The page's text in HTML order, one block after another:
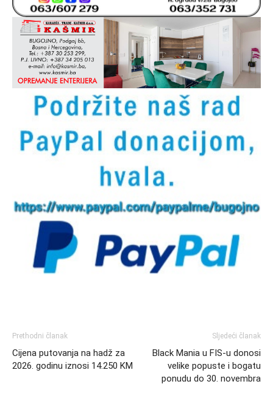
Prethodni članak
Cijena putovanja na hadž za
2026. godinu iznosi 14.250 KM
Sljedeći članak
Black Mania u FIS-u donosi
velike popuste i bogatu
ponudu do 30. novembra